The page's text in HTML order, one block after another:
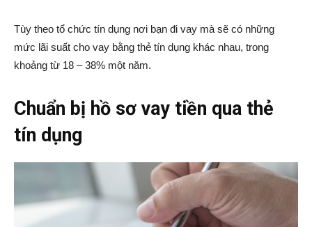
Tùy theo tổ chức tín dụng nơi bạn đi vay mà sẽ có những
mức lãi suất cho vay bằng thẻ tín dụng khác nhau, trong
khoảng từ 18 – 38% một năm.
Chuẩn bị hồ sơ vay tiền qua thẻ
tín dụng